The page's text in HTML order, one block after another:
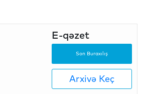
E-qəzet
Son Buraxılış
Arxivə Keç